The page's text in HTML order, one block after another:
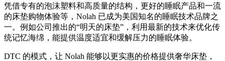
凭借专有的泡沫塑料和高质量的结构，更好的睡眠产品和一流
的床垫购物体验等，Nolah 已成为美国知名的睡眠技术品牌之
一。例如公司推出的“明天的床垫”，利用最新的技术来优化传
统记忆海绵，能提供温度适宜和缓解压力的睡眠体验。
DTC 的模式，让 Nolah 能够以更实惠的价格提供奢华床垫，